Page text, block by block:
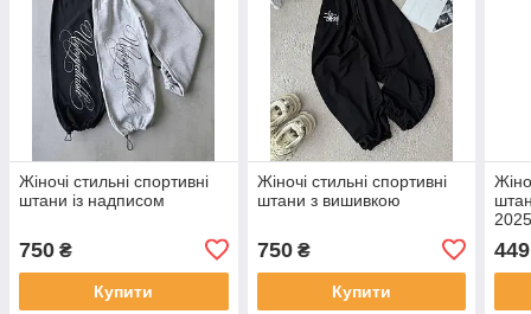
Жіночі стильні спортивні
штани із надписом
750 ₴
Купити
Жіночі стильні спортивні
штани з вишивкою
750₴
Купити
449